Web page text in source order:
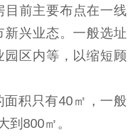
目前主要布点在一线
新兴业态。一般选址
园区内等，以缩短顾
面积只有40㎡，一般
到800㎡。